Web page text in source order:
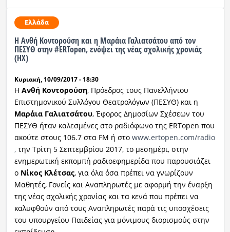
Ελλάδα
Η Ανθή Κοντορούση και η Μαράια Γαλιατσάτου από τον
ΠΕΣΥΘ στην #ERTopen, ενόψει της νέας σχολικής χρονιάς
(ΗΧ)
Κυριακή, 10/09/2017 - 18:30
Η Ανθή Κοντορούση, Πρόεδρος τους Πανελλήνιου
Επιστημονικού Συλλόγου Θεατρολόγων (ΠΕΣΥΘ) και η
Μαράια Γαλιατσάτου, Έφορος Δημοσίων Σχέσεων του
ΠΕΣΥΘ ήταν καλεσμένες στο ραδιόφωνο της ERTopen που
ακούτε στους 106.7 στα FM ή στο www.ertopen.com/radio
, την Τρίτη 5 Σεπτεμβρίου 2017, το μεσημέρι, στην
ενημερωτική εκπομπή ραδιοεφημερίδα που παρουσιάζει
οΝίκος Κλέτσας, για όλα όσα πρέπει να γνωρίζουν
Μαθητές, Γονείς και Αναπληρωτές με αφορμή την έναρξη
της νέας σχολικής χρονίας και τα κενά που πρέπει να
καλυφθούν από τους Αναπληρωτές παρά τις υποσχέσεις
του υπουργείου Παιδείας για μόνιμους διορισμούς στην